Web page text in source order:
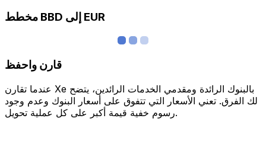
مخطط BBD إلى EUR
قارن واحفظ
عندما تقارن Xe بالبنوك الرائدة ومقدمي الخدمات الرائدين، يتضح
لك الفرق. تعني الأسعار التي تتفوق على أسعار البنوك وعدم وجود
رسوم خفية قيمة أكبر على كل عملية تحويل.